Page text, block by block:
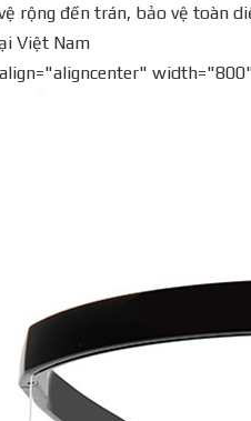
rộng đến trán, bảo vệ toàn
Việt Nam